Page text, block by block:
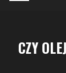
CZY